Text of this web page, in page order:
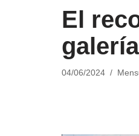
El
04/06/2024